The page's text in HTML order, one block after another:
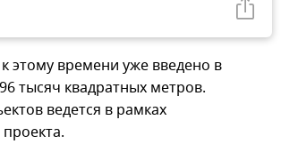
этому времени уже введено в
тысяч квадратных метров.
ведется в рамках